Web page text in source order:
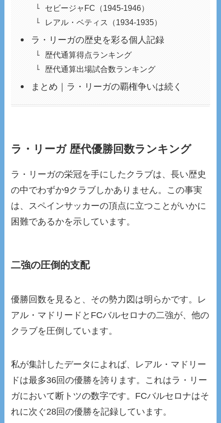
セビージャFC（1945-1946）
レアル・ベティス（1934-1935）
ラ・リーガの歴史を彩る個人記録
歴代通算得点ランキング
歴代通算出場試合数ランキング
まとめ｜ラ・リーガの覇権争いは続く
ラ・リーガ 歴代優勝回数ランキング
ラ・リーガの栄冠を手にしたクラブは、長い歴史
の中でわずか9クラブしかありません。この事実
は、スペインサッカーの頂点に立つことがいかに
困難であるかを示しています。
二強の圧倒的支配
優勝回数を見ると、その勢力図は明らかです。レ
アル・マドリードとFCバルセロナの二強が、他の
クラブを圧倒しています。
私が集計したデータによれば、レアル・マドリー
ドは最多36回の優勝を誇ります。これはラ・リー
ガにおいて断トツの数字です。FCバルセロナはそ
れに次ぐ28回の優勝を記録しています。